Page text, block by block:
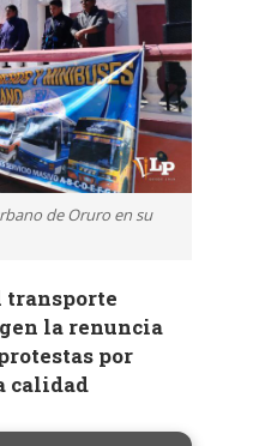
de Oruro en su
transporte
la renuncia
por
calidad